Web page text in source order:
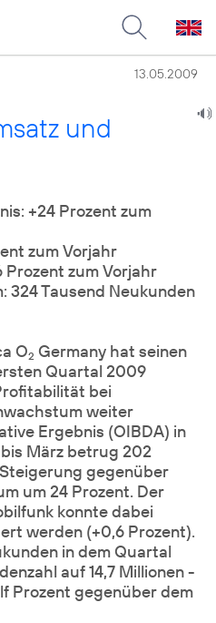
13.05.2009
und
+24 Prozent zum
zum Vorjahr
Prozent zum Vorjahr
324 Tausend Neukunden
O2 Germany hat seinen
Quartal 2009
bei
weiter
Ergebnis (OIBDA) in
März betrug 202
gegenüber
um 24 Prozent. Der
konnte dabei
werden (+0,6 Prozent).
in dem Quartal
auf 14,7 Millionen -
Prozent gegenüber dem